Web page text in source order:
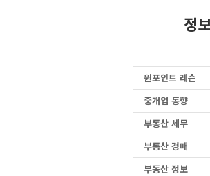
정
원포인트 레슨
중개업 동향
부동산 세무
부동산 경매
부동산 정보